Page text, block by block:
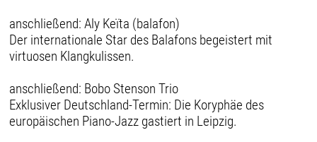
anschließend: Aly Keïta (balafon)
Der internationale Star des Balafons begeistert mit
virtuosen Klangkulissen.
anschließend: Bobo Stenson Trio
Exklusiver Deutschland-Termin: Die Koryphäe des
europäischen Piano-Jazz gastiert in Leipzig.